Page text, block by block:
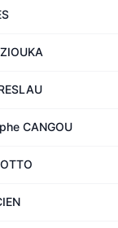
CANGOU